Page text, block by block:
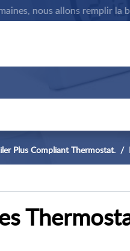
nous allons remplir la
Plus Compliant Thermostat.